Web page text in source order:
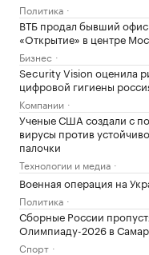
Политика
ВТБ продал бывший офис
«Открытие» в центре
Бизнес
Security Vision оценила
цифровой гигиены
Компании
Ученые США создали с
вирусы против
палочки
Технологии и медиа
Военная операция на
Политика
Сборные России
Олимпиаду-2026 в
Спорт